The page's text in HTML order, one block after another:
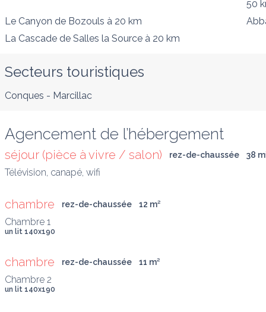
50
Le Canyon de Bozouls à 20 km
La Cascade de Salles la Source à 20 km
Secteurs touristiques
Conques - Marcillac
Agencement de l’hébergement
séjour (pièce à vivre / salon) rez-de-chaussée 38 m
Télévision, canapé, wifi
chambre rez-de-chaussée 12 m²
un lit 140x190
chambre rez-de-chaussée 11 m²
un lit 140x190